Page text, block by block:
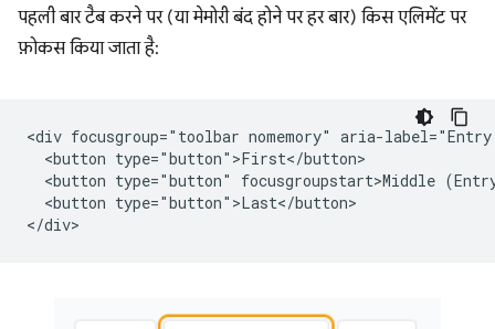
पहली बार टैब करने पर (या मेमोरी बंद होने पर हर बार) किस एलिमेंट पर
फ़ोकस किया जाता है:
<div focusgroup="toolbar nomemory" aria-
  <button type="button">First</button>
<button type="button" focusgroupstart>Middle
  <button type="button">Last</button>